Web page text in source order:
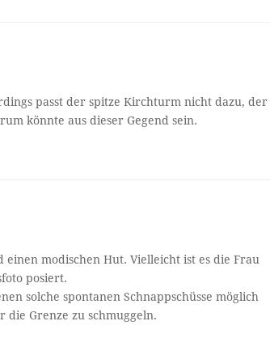
passt der spitze Kirchturm nicht dazu, der
könnte aus dieser Gegend sein.
modischen Hut. Vielleicht ist es die Frau
posiert.
solche spontanen Schnappschüsse möglich
Grenze zu schmuggeln.